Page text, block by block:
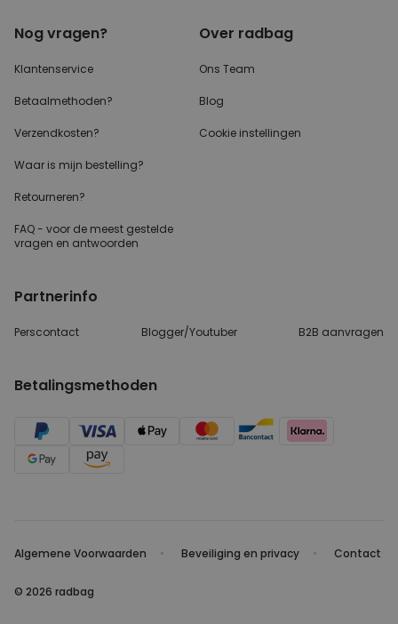
Nog vragen?
Klantenservice
Betaalmethoden?
Verzendkosten?
Waar is mijn bestelling?
Retourneren?
FAQ - voor de meest gestelde
vragen en antwoorden
Over radbag
Ons Team
Blog
Cookie instellingen
Partnerinfo
Perscontact Blogger/Youtuber B2B aanvragen
Betalingsmethoden
Algemene Voorwaarden Beveiliging en privacy Contact
© 2026 radbag